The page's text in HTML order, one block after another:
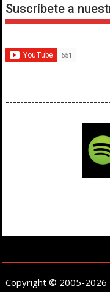
Suscríbete a
Copyright © 2005-2026